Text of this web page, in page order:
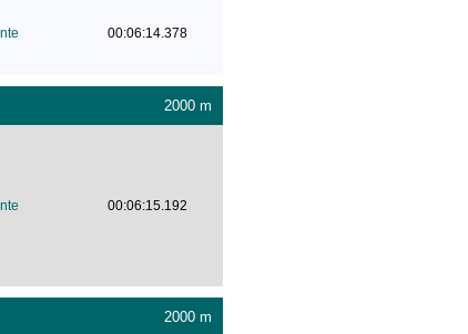
00:06:14.378
2000 m
00:06:15.192
2000 m